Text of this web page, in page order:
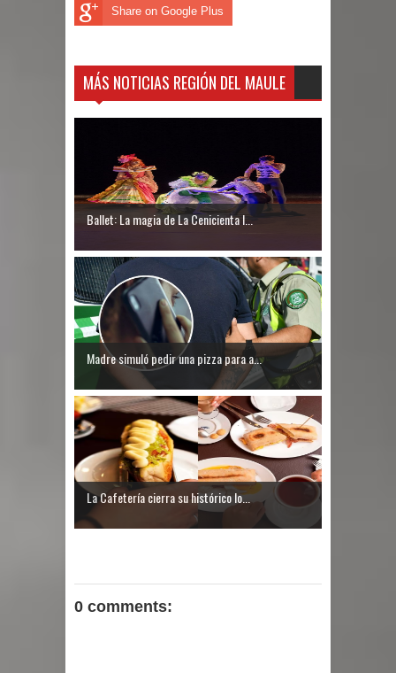
Share on Google Plus
MÁS NOTICIAS REGIÓN DEL MAULE
Ballet: La magia de La Cenicienta l...
Madre simuló pedir una pizza para a...
La Cafetería cierra su histórico lo...
0 comments: